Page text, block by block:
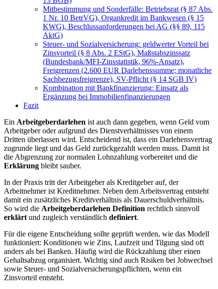
Mitbestimmung und Sonderfälle: Betriebsrat (§ 87 Abs.
1 Nr. 10 BetrVG), Organkredit im Bankwesen (§ 15
KWG), Beschlussanforderungen bei AG (§§ 89, 115
AktG)
Steuer- und Sozialversicherung: geldwerter Vorteil bei
Zinsvorteil (§ 8 Abs. 2 EStG), Maßstabszinssatz
(Bundesbank/MFI-Zinsstatistik, 96%-Ansatz),
Freigrenzen (2.600 EUR Darlehenssumme; monatliche
Sachbezugsfreigrenze), SV-Pflicht (§ 14 SGB IV)
Kombination mit Bankfinanzierung: Einsatz als
Ergänzung bei Immobilienfinanzierungen
Fazit
Ein Arbeitgeberdarlehen ist auch dann gegeben, wenn Geld vom
Arbeitgeber oder aufgrund des Dienstverhältnisses von einem
Dritten überlassen wird. Entscheidend ist, dass ein Darlehensvertrag
zugrunde liegt und das Geld zurückgezahlt werden muss. Damit ist
die Abgrenzung zur normalen Lohnzahlung vorbereitet und die
Erklärung bleibt sauber.
In der Praxis tritt der Arbeitgeber als Kreditgeber auf, der
Arbeitnehmer ist Kreditnehmer. Neben dem Arbeitsvertrag entsteht
damit ein zusätzliches Kreditverhältnis als Dauerschuldverhältnis.
So wird die Arbeitgeberdarlehen Definition rechtlich sinnvoll
erklärt und zugleich verständlich definiert.
Für die eigene Entscheidung sollte geprüft werden, wie das Modell
funktioniert: Konditionen wie Zins, Laufzeit und Tilgung sind oft
anders als bei Banken. Häufig wird die Rückzahlung über einen
Gehaltsabzug organisiert. Wichtig sind auch Risiken bei Jobwechsel
sowie Steuer- und Sozialversicherungspflichten, wenn ein
Zinsvorteil entsteht.